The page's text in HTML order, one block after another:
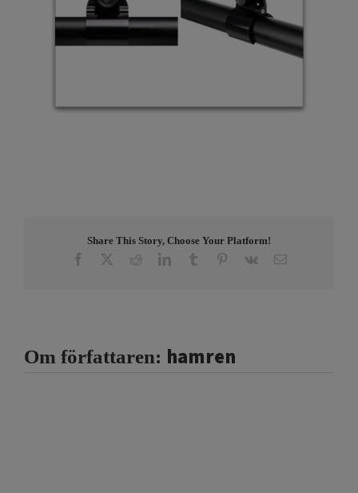
Share This Story, Choose Your Platform!
Facebook RedditLinkedInTumblr Pinterest
Vk E-
Om författaren: hamren